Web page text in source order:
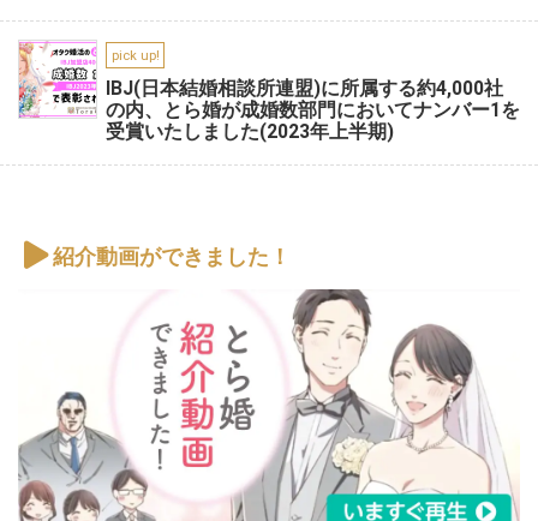
pick up!
IBJ(日本結婚相談所連盟)に所属する約4,000社
の内、とら婚が成婚数部門においてナンバー1を
受賞いたしました(2023年上半期)
紹介動画ができました！